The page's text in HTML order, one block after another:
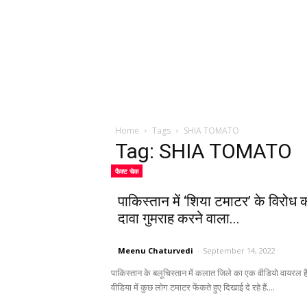
Home Tags SHIA TOMATO
Tag: SHIA TOMATO
फैक्ट चेक
पाकिस्तान में ‘शिया टमाटर’ के विरोध
दावा गुमराह करने वाला...
Meenu Chaturvedi - September 14, 2022
पाकिस्तान के बलूचिस्तान में कलात जिले का एक वीडियो वायरल
वीडिया में कुछ लोग टमाटर फेंकते हुए दिखाई दे रहे हैं....